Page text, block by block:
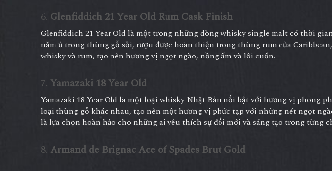
6. Glenfiddich 21 Year Old Rum Cask Finish
Glenfiddich 21 Year Old là một trong những dòng whisky single malt có thời
năm ủ trong thùng gỗ sồi, rượu được hoàn thiện trong thùng rum của
whisky và rum, tạo nên hương vị ngọt ngào, nồng ấm và lôi cuốn.
7. Yamazaki 18 Year Old
Yamazaki 18 Year Old là một loại whisky Nhật Bản nổi bật với hương vị phong
loại thùng gỗ khác nhau, tạo nên một hương vị phức tạp với những nét ngọt
là lựa chọn hoàn hảo cho những ai yêu thích sự đổi mới và sáng tạo trong từng
8. Armand de Brignac Ace of Spades Brut Gold